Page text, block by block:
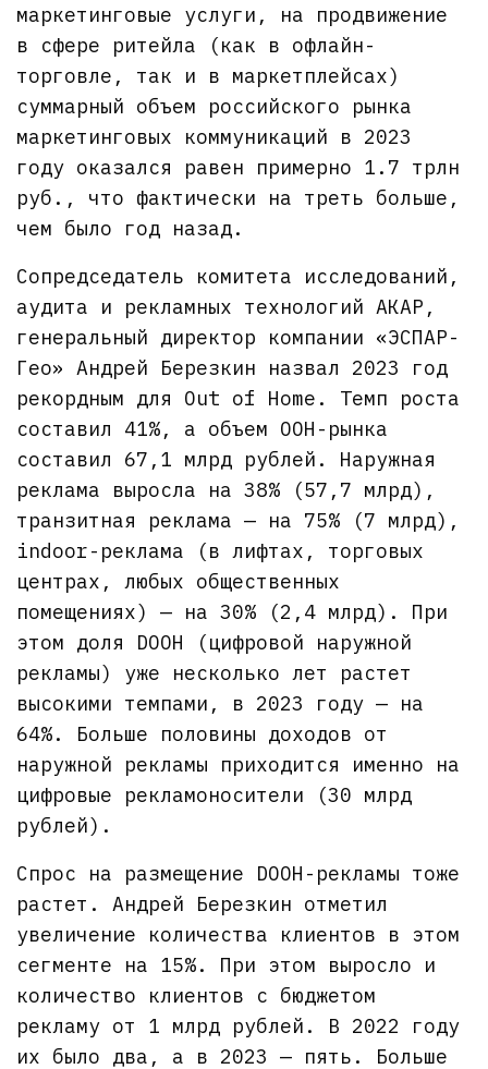
маркетинговые услуги, на продвижение
в сфере ритейла (как в офлайн-
торговле, так и в маркетплейсах)
суммарный объем российского рынка
маркетинговых коммуникаций в 2023
году оказался равен примерно 1.7 трлн
руб., что фактически на треть больше,
чем было год назад.
Сопредседатель комитета исследований,
аудита и рекламных технологий АКАР,
генеральный директор компании «ЭСПАР-
Гео» Андрей Березкин назвал 2023 год
рекордным для Out of Home. Темп роста
составил 41%, а объем OOH-рынка
составил 67,1 млрд рублей. Наружная
реклама выросла на 38% (57,7 млрд),
транзитная реклама — на 75% (7 млрд),
indoor-реклама (в лифтах, торговых
центрах, любых общественных
помещениях) — на 30% (2,4 млрд). При
этом доля DOOH (цифровой наружной
рекламы) уже несколько лет растет
высокими темпами, в 2023 году — на
64%. Больше половины доходов от
наружной рекламы приходится именно на
цифровые рекламоносители (30 млрд
рублей).
Спрос на размещение DOOH-рекламы тоже
растет. Андрей Березкин отметил
увеличение количества клиентов в этом
сегменте на 15%. При этом выросло и
количество клиентов с бюджетом
рекламу от 1 млрд рублей. В 2022 году
их было два, а в 2023 — пять. Больше